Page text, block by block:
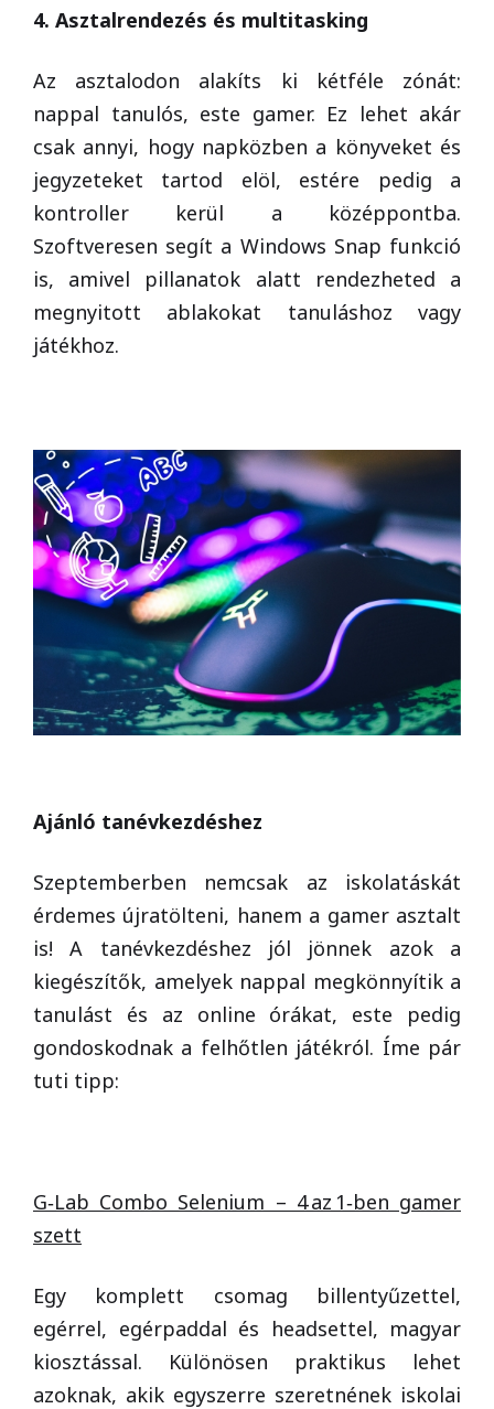
4. Asztalrendezés és multitasking
Az asztalodon alakíts ki kétféle zónát:
nappal tanulós, este gamer. Ez lehet akár
csak annyi, hogy napközben a könyveket és
jegyzeteket tartod elöl, estére pedig a
kontroller kerül a középpontba.
Szoftveresen segít a Windows Snap funkció
is, amivel pillanatok alatt rendezheted a
megnyitott ablakokat tanuláshoz vagy
játékhoz.
Ajánló tanévkezdéshez
Szeptemberben nemcsak az iskolatáskát
érdemes újratölteni, hanem a gamer asztalt
is! A tanévkezdéshez jól jönnek azok a
kiegészítők, amelyek nappal megkönnyítik a
tanulást és az online órákat, este pedig
gondoskodnak a felhőtlen játékról. Íme pár
tuti tipp:
G‑Lab Combo Selenium – 4 az 1‑ben gamer
szett
Egy komplett csomag billentyűzettel,
egérrel, egérpaddal és headsettel, magyar
kiosztással. Különösen praktikus lehet
azoknak, akik egyszerre szeretnének iskolai